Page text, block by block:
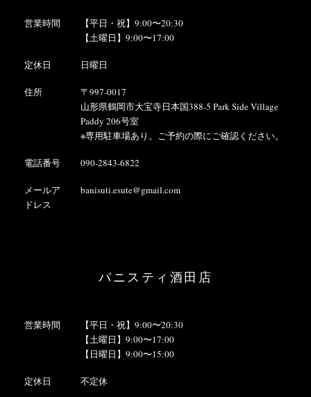
営業時間
【平日・祝】9:00〜20:30
【土曜日】9:00〜17:00
定休日 日曜日
住所
〒997-0017
山形県鶴岡市大宝寺日本国388-5 Park Side Village
Paddy 206号室
※専用駐車場あり。ご予約の際にご確認ください。
電話番号 090-2843-6822
メールア
ドレス
banisuti.esute@gmail.com
バニスティ酒田店
営業時間
【平日・祝】9:00〜20:30
【土曜日】9:00〜17:00
【日曜日】9:00〜15:00
定休日 不定休